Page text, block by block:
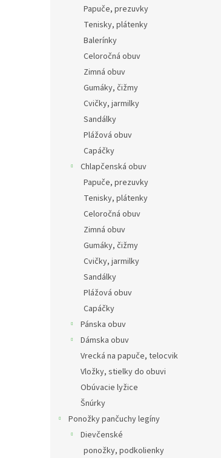
Papuče, prezuvky
Tenisky, plátenky
Balerínky
Celoročná obuv
Zimná obuv
Gumáky, čižmy
Cvičky, jarmilky
Sandálky
Plážová obuv
Capáčky
Chlapčenská obuv
Papuče, prezuvky
Tenisky, plátenky
Celoročná obuv
Zimná obuv
Gumáky, čižmy
Cvičky, jarmilky
Sandálky
Plážová obuv
Capáčky
Pánska obuv
Dámska obuv
Vrecká na papuče, telocvik
Vložky, stielky do obuvi
Obúvacie lyžice
Šnúrky
Ponožky pančuchy legíny
Dievčenské
ponožky, podkolienky